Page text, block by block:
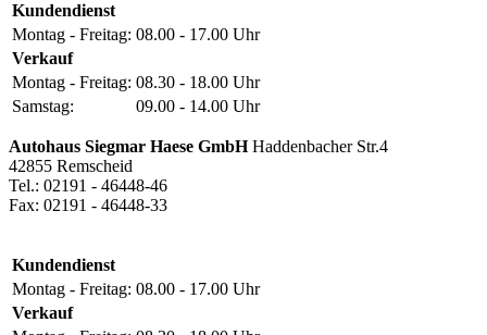
Kundendienst
Montag - Freitag: 08.00 - 17.00 Uhr
Verkauf
Montag - Freitag: 08.30 - 18.00 Uhr
Samstag:
09.00 - 14.00 Uhr
Autohaus Siegmar Haese GmbHHaddenbacher Str.4
42855 Remscheid
Tel.: 02191 - 46448-46
Fax: 02191 - 46448-33
Kundendienst
Montag - Freitag: 08.00 - 17.00 Uhr
Verkauf